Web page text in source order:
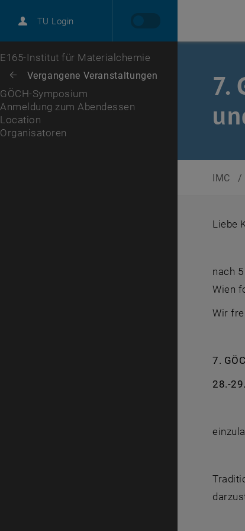
TU Login
Zur 1. Menü Ebene
E165-Institut für Materialchemie
Zurück: Subseiten von Vergangene Veranstaltungen auflisten
Zurück zur letzten Ebene:
Vergangene Veranstaltungen
GÖCH-Symposium
Anmeldung zum Abendessen
Location
Organisatoren
7.
IMC /
Liebe
nach
Wien
Wir
7.
28.-